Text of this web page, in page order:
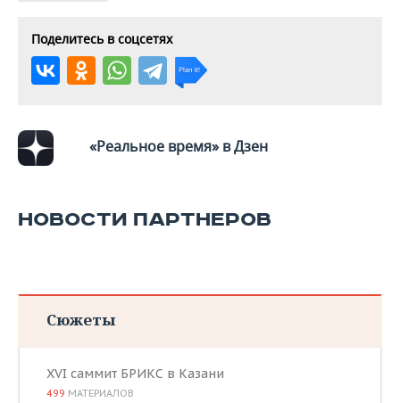
Поделитесь в соцсетях
«Реальное время» в Дзен
НОВОСТИ ПАРТНЕРОВ
Сюжеты
XVI саммит БРИКС в Казани
499 МАТЕРИАЛОВ